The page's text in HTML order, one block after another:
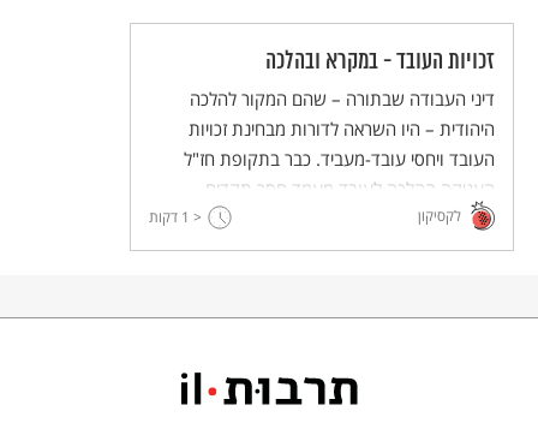
זכויות העובד - במקרא ובהלכה
דיני העבודה שבתורה – שהם המקור להלכה
היהודית – היו השראה לדורות מבחינת זכויות
העובד ויחסי עובד-מעביד. כבר בתקופת חז"ל
העניקה ההלכה לעובד מעמד חסר תקדים
בהשוואה למערכת המשפט שהייתה נהוגה בעולם
העתיק.
לקסיקון < 1 דקות